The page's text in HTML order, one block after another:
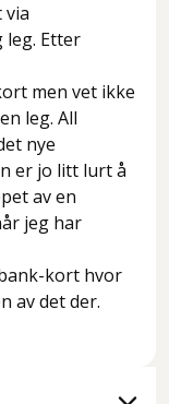
via
leg. Etter
men vet ikke
leg. All
nye
er jo litt lurt å
av en
jeg har
kort hvor
av det der.